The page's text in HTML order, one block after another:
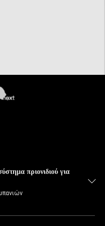
πριονιδιού για